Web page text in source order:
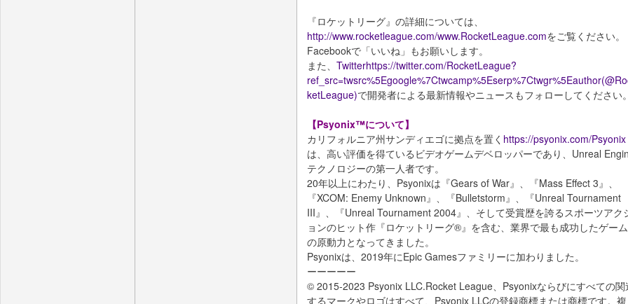
『ロケットリーグ』の詳細については、
http://www.rocketleague.com/www.RocketLeague.comをご覧ください。
Facebookで「いいね」もお願いします。
また、 Twitterhttps://twitter.com/RocketLeague?
ketLeague)で開発者による最新情報やニュースもフォローしてください
【Psyonix™について】
カリフォルニア州サンディエゴに拠点を置く https://psyonix.com/Psyonix
は、高い評価を得ているビデオゲームデベロッパーであり、Unreal
テクノロジーの第一人者です。
20年以上にわたり、Psyonixは『Gears of War』、『Mass Effect 3』、
『XCOM: Enemy Unknown』、『Bulletstorm』、『Unreal Tournament
III』、『Unreal Tournament 2004』、そして受賞歴を誇るスポーツアク
ョンのヒット作『ロケットリーグ®』を含む、業界で最も成功したゲーム
の原動力となってきました。
Psyonixは、2019年にEpic Gamesファミリーに加わりました。
ーーーーー
© 2015-2023 Psyonix LLC.Rocket League、Psyonixならびにすべての関
するマークやロゴはすべて、Psyonix LLCの登録商標または商標です。複